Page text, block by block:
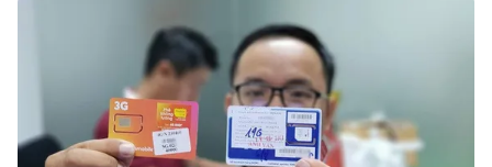
Shorts video
VTV Money VTV Thể thao
VTV Sức khoẻ Bất động sản